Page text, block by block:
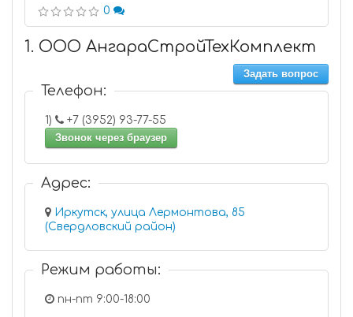
0
1. ООО АнгараСтройТехКомплект
Задать вопрос
Телефон:
1)
+7 (3952) 93-77-55
Звонок через браузер
Адрес:
Иркутск, улица Лермонтова, 85
(Свердловский район)
Режим работы:
пн-пт 9:00-18:00